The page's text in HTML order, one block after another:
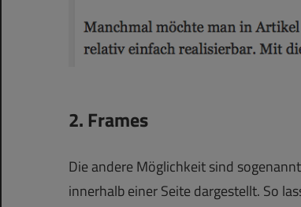
2. Frames
Die andere Möglichkeit sind
innerhalb einer Seite dargestellt. So